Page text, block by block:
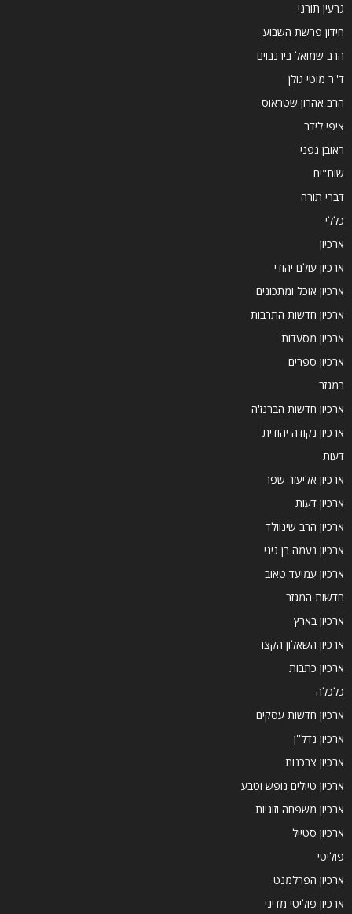
גרעין תורני
חידון פרשת השבוע
הרב שמואל בירנבוים
ד''ר מוטי גולן
הרב אהרון שטראוס
ציפי לידר
ראובן גפני
שות"ים
דברי תורה
כללי
ארכיון
ארכיון עולם יהודי
ארכיון אוכל ומתכונים
ארכיון חדשות התרבות
ארכיון מסעדות
ארכיון ספרים
במגזר
ארכיון חדשות הברנז'ה
ארכיון נקודה יהודית
דעות
ארכיון אליעזר שפר
ארכיון דעות
ארכיון הרב שינוולד
ארכיון נעמה בן גיגי
ארכיון עמיעד טאוב
חדשות המגזר
ארכיון בארץ
ארכיון השאלון הקצר
ארכיון כתבות
כלכלה
ארכיון חדשות עסקים
ארכיון נדל''ן
ארכיון צרכנות
ארכיון טיולים נופש וטבע
ארכיון משפחה וזוגיות
ארכיון סטייל
פוליטי
ארכיון הפרלמנט
ארכיון פוליטי מדיני